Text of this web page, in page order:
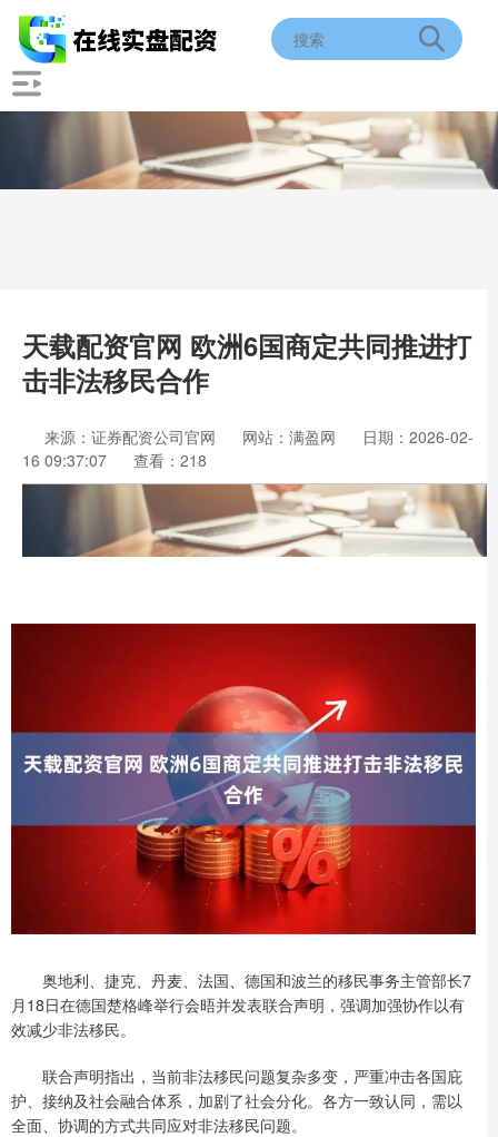
天载配资官网 欧洲6国商定共同推进打
击非法移民合作
来源：证券配资公司官网 网站：满盈网
日期：2026-02-
16 09:37:07
查看：218
奥地利、捷克、丹麦、法国、德国和波兰的移民事务主管部长7
月18日在德国楚格峰举行会晤并发表联合声明，强调加强协作以有
效减少非法移民。
联合声明指出，当前非法移民问题复杂多变，严重冲击各国庇
护、接纳及社会融合体系，加剧了社会分化。各方一致认同，需以
全面、协调的方式共同应对非法移民问题。